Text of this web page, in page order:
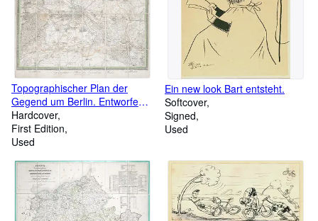
Topographischer Plan der
Gegend um Berlin. Entworfen
von D. G. Reymann.
Hardcover
First Edition
Used
Ein new look Bart entsteht.
Softcover
Signed
Used